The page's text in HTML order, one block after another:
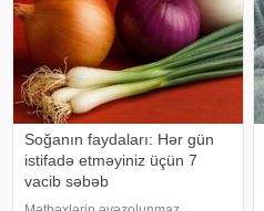
Soğanın faydaları: Hər gün
istifadə etməyiniz üçün 7
vacib səbəb